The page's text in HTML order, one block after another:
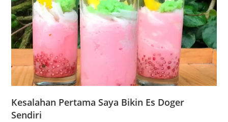
Kesalahan Pertama Saya Bikin Es Doger
Sendiri